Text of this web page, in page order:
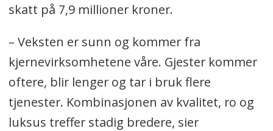
skatt på 7,9 millioner kroner.
– Veksten er sunn og kommer fra
kjernevirksomhetene våre. Gjester kommer
oftere, blir lenger og tar i bruk flere
tjenester. Kombinasjonen av kvalitet, ro og
luksus treffer stadig bredere, sier